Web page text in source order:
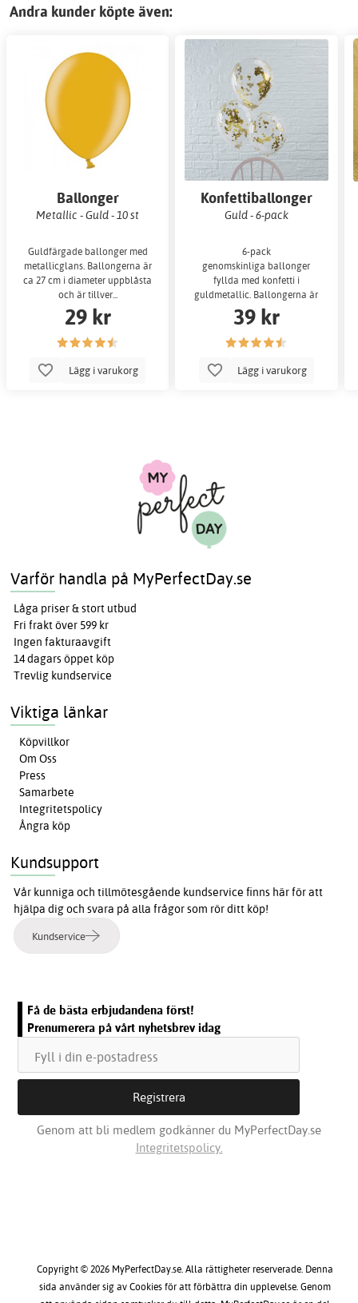
Andra kunder köpte även:
Ballonger
Metallic - Guld - 10 st
Guldfärgade ballonger med
metallicglans. Ballongerna är
ca 27 cm i diameter uppblåsta
och är tillver...
29 kr
Lägg i varukorg
Konfettiballonger
Guld - 6-pack
6-pack
genomskinliga ballonger
fyllda med konfetti i
guldmetallic. Ballongerna är
cirka 30...
39 kr
Lägg i varukorg
Varför handla på MyPerfectDay.se
Låga priser & stort utbud
Fri frakt över 599 kr
Ingen fakturaavgift
14 dagars öppet köp
Trevlig kundservice
Viktiga länkar
Köpvillkor
Om Oss
Press
Samarbete
Integritetspolicy
Ångra köp
Kundsupport
Vår kunniga och tillmötesgående kundservice finns här för att
hjälpa dig och svara på alla frågor som rör ditt köp!
Kundservice
Få de bästa erbjudandena först!
Prenumerera på vårt nyhetsbrev idag
Genom att bli medlem godkänner du MyPerfectDay.se
Integritetspolicy.
Copyright © 2026 MyPerfectDay.se. Alla rättigheter reserverade. Denna
sida använder sig av Cookies för att förbättra din upplevelse. Genom